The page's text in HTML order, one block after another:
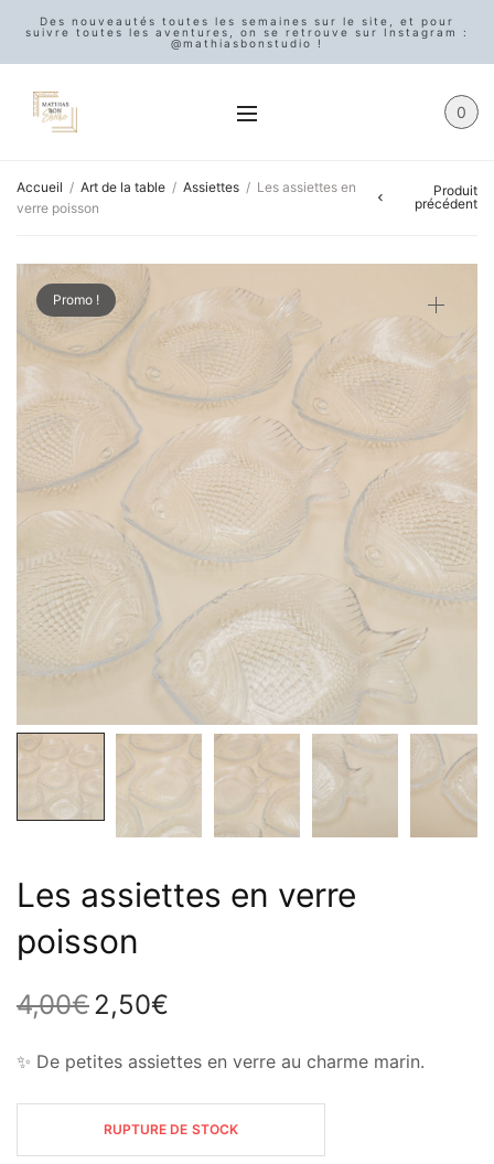
Des nouveautés toutes les semaines sur le site, et pour
suivre toutes les aventures, on se retrouve sur Instagram :
@mathiasbonstudio !
0
Accueil / Art de la table / Assiettes / Les assiettes en
verre poisson
Produit
précédent
Promo !
Les assiettes en verre
poisson
4,00€ Le
initial
était :
4,00€.
2,50€
2,50€.
✨ De petites assiettes en verre au charme marin.
RUPTURE DE STOCK